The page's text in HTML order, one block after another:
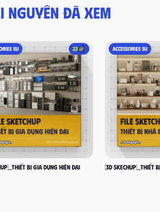
nguyên đã xem
SU 23
bị gia dụng hiện đại
ACCESSORIES SU
[3D SKECHUP]_Thiết